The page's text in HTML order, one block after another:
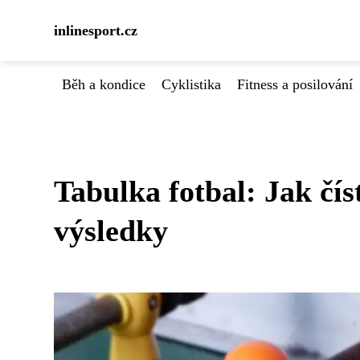
inlinesport.cz
Běh a kondice Cyklistika Fitness a posilování
Tabulka fotbal: Jak
výsledky